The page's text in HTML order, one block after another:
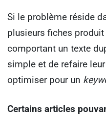
Si le problème réside
plusieurs fiches
comportant un texte
simple et de refaire
optimiser pour un
Certains articles